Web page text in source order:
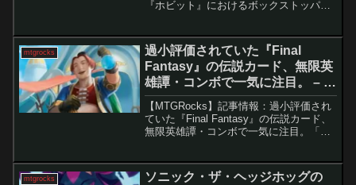
『ホビット』におけるボックストッパー
の中には多くの高額な定番カードが含ま
れていま...
mtgrocks
過小評価されていた『Final
Fantasy』の伝説カード、無限英
雄譚・コンボで一気に注目。 – マ
ジック：ザ・ギャザリング
【MTGRocks】記事情報：過小評価され
ていた『Final Fantasy』の伝説カード、
無限英雄譚・コンボで一気に注目。「旅
した統率者デッキ「カウンタ...
mtgrocks
ソニック・ザ・ヘッジホッグの